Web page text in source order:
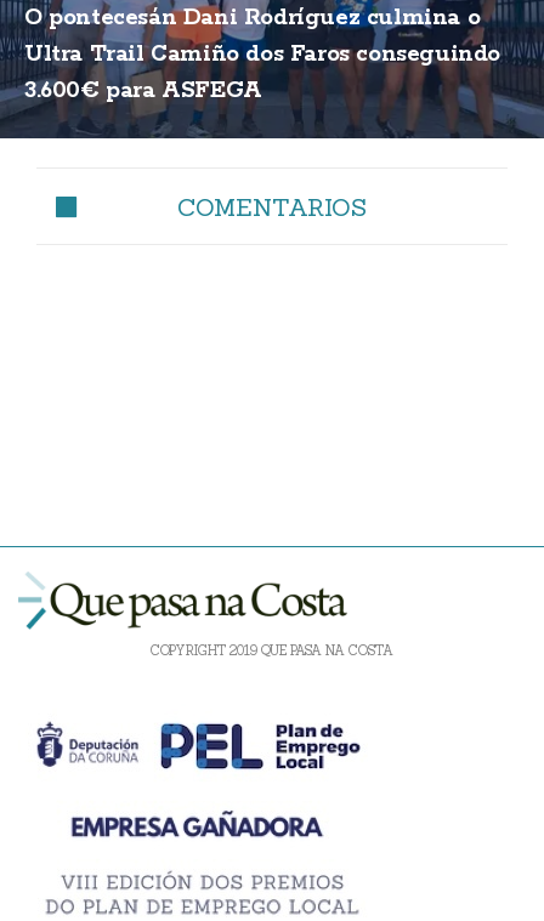
O pontecesán Dani Rodríguez culmina o
Ultra Trail Camiño dos Faros conseguindo
3.600€ para ASFEGA
COMENTARIOS
COPYRIGHT 2019 QUE PASA NA COSTA